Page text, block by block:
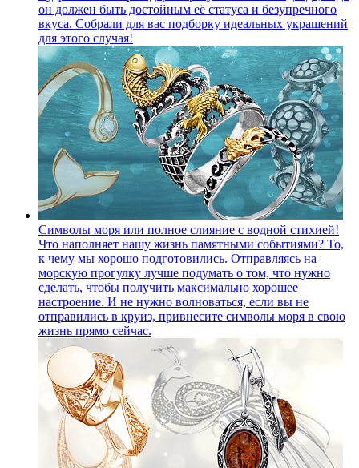
он должен быть достойным её статуса и безупречного
вкуса. Собрали для вас подборку идеальных украшений
для этого случая!
Символы моря или полное слияние с водной стихией!
Что наполняет нашу жизнь памятными событиями? То,
к чему мы хорошо подготовились. Отправляясь на
морскую прогулку лучше подумать о том, что нужно
сделать, чтобы получить максимально хорошее
настроение. И не нужно волноваться, если вы не
отправились в круиз, привнесите символы моря в свою
жизнь прямо сейчас.